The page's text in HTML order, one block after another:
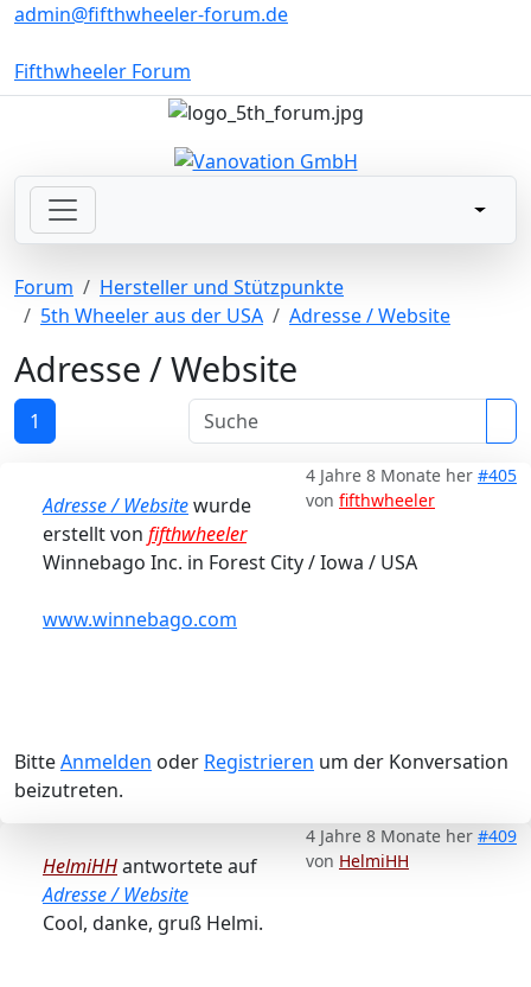
admin@fifthwheeler-forum.de
Fifthwheeler Forum
Forum
Hersteller und Stützpunkte
5th Wheeler aus der USA
Adresse / Website
Adresse / Website
1
4 Jahre 8 Monate her #405
von fifthwheeler
Adresse / Websitewurde
erstellt von fifthwheeler
Winnebago Inc. in Forest City / Iowa / USA
www.winnebago.com
BitteAnmelden oder Registrieren um der Konversation
beizutreten.
4 Jahre 8 Monate her #409
von HelmiHH
HelmiHHantwortete auf
Adresse / Website
Cool, danke, gruß Helmi.